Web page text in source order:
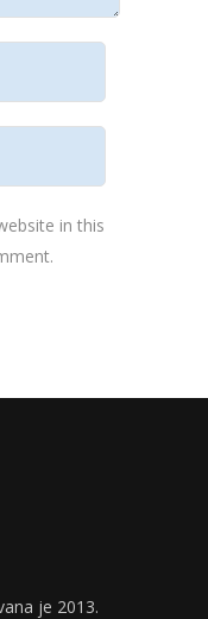
in this
je 2013.